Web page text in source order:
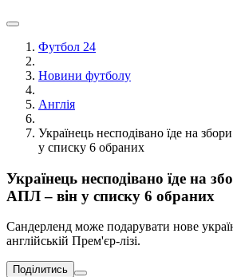
Футбол 24
Новини футболу
Англія
Українець несподівано їде на
у списку 6 обраних
Українець несподівано їде на
АПЛ – він у списку 6 обраних
Сандерленд може подарувати нове
англійській Прем'єр-лізі.
Поділитись